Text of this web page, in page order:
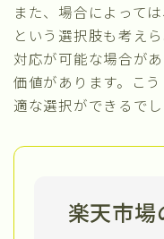
また、場合によって
という選択肢も考え
対応が可能な場合が
価値があります。こ
適な選択ができるでし
楽天市場